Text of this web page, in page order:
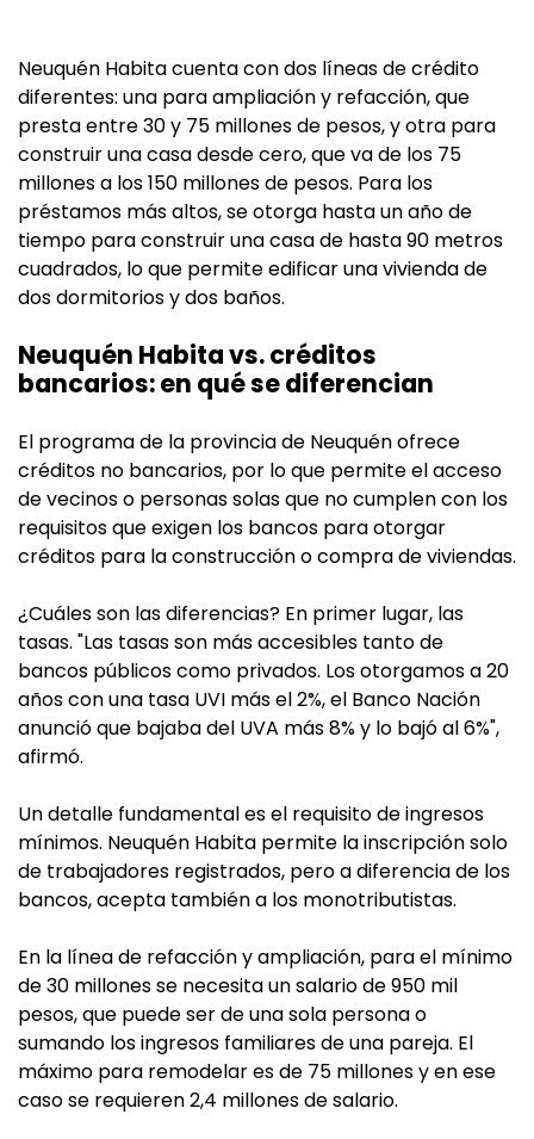
Neuquén Habita cuenta con dos líneas de crédito
diferentes: una para ampliación y refacción, que
presta entre 30 y 75 millones de pesos, y otra para
construir una casa desde cero, que va de los 75
millones a los 150 millones de pesos. Para los
préstamos más altos, se otorga hasta un año de
tiempo para construir una casa de hasta 90 metros
cuadrados, lo que permite edificar una vivienda de
dos dormitorios y dos baños.
Neuquén Habita vs. créditos
bancarios: en qué se diferencian
El programa de la provincia de Neuquén ofrece
créditos no bancarios, por lo que permite el acceso
de vecinos o personas solas que no cumplen con los
requisitos que exigen los bancos para otorgar
créditos para la construcción o compra de viviendas.
¿Cuáles son las diferencias? En primer lugar, las
tasas. "Las tasas son más accesibles tanto de
bancos públicos como privados. Los otorgamos a 20
años con una tasa UVI más el 2%, el Banco Nación
anunció que bajaba del UVA más 8% y lo bajó al 6%",
afirmó.
Un detalle fundamental es el requisito de ingresos
mínimos. Neuquén Habita permite la inscripción solo
de trabajadores registrados, pero a diferencia de los
bancos, acepta también a los monotributistas.
En la línea de refacción y ampliación, para el mínimo
de 30 millones se necesita un salario de 950 mil
pesos, que puede ser de una sola persona o
sumando los ingresos familiares de una pareja. El
máximo para remodelar es de 75 millones y en ese
caso se requieren 2,4 millones de salario.